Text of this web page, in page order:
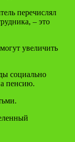
перечислял
– это
увеличить
социально
пенсию.